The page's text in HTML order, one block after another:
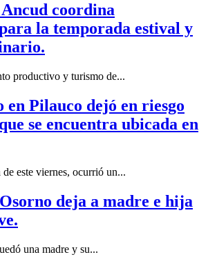
coordina
la temporada estival y
productivo y turismo de...
en Pilauco dejó en riesgo
se encuentra ubicada en
este viernes, ocurrió un...
deja a madre e hija
una madre y su...